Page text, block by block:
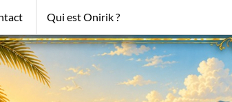
Qui est Onirik ?